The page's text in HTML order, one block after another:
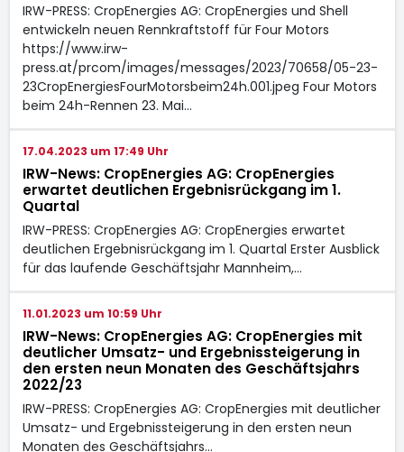
IRW-PRESS: CropEnergies AG: CropEnergies und Shell
entwickeln neuen Rennkraftstoff für Four Motors
https://www.irw-
press.at/prcom/images/messages/2023/70658/05-23-
23CropEnergiesFourMotorsbeim24h.001.jpeg Four Motors
beim 24h-Rennen 23. Mai…
17.04.2023 um 17:49 Uhr
IRW-News: CropEnergies AG: CropEnergies
erwartet deutlichen Ergebnisrückgang im 1.
Quartal
IRW-PRESS: CropEnergies AG: CropEnergies erwartet
deutlichen Ergebnisrückgang im 1. Quartal Erster Ausblick
für das laufende Geschäftsjahr Mannheim,…
11.01.2023 um 10:59 Uhr
IRW-News: CropEnergies AG: CropEnergies mit
deutlicher Umsatz- und Ergebnissteigerung in
den ersten neun Monaten des Geschäftsjahrs
2022/23
IRW-PRESS: CropEnergies AG: CropEnergies mit deutlicher
Umsatz- und Ergebnissteigerung in den ersten neun
Monaten des Geschäftsjahrs…